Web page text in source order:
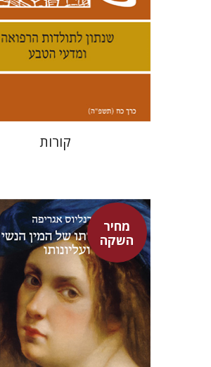
הנחת אתר ספר מודפס
$42
$38
קורות
מחיר
השקה
היינריך קורנליוס אגריפה
אבנר בן-זקן
נתן רון